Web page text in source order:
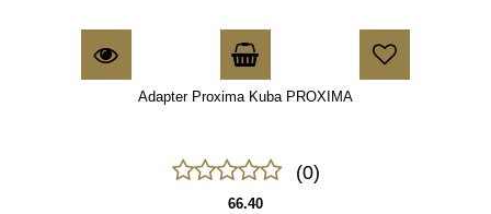
Adapter Proxima Kuba PROXIMA
(0)
66.40